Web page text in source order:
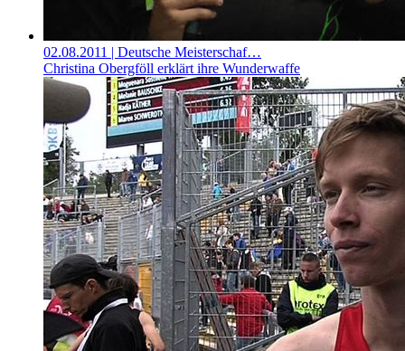
02.08.2011 | Deutsche Meisterschaf…
Christina Obergföll erklärt ihre Wunderwaffe